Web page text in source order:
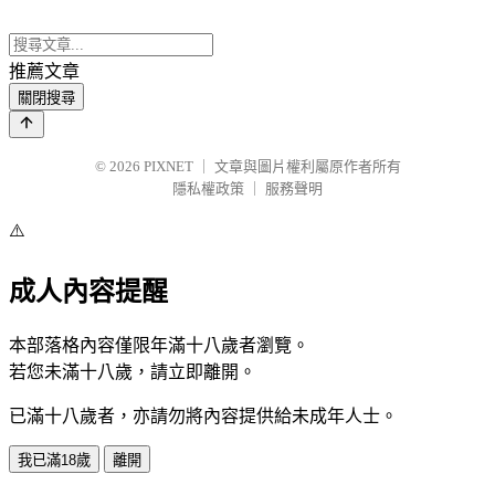
推薦文章
關閉搜尋
© 2026 PIXNET
文章與圖片權利屬原作者所有
隱私權政策
服務聲明
⚠️
成人內容提醒
本部落格內容僅限年滿十八歲者瀏覽。
若您未滿十八歲，請立即離開。
已滿十八歲者，亦請勿將內容提供給未成年人士。
我已滿18歲 離開